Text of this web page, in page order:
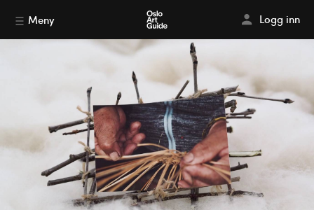
Meny Logg inn